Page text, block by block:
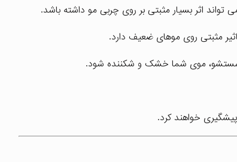
اثر بسیار مثبتی بر روی چربی مو داشته باشد.
مثبتی روی موهای ضعیف دارد.
شستشو، موی شما خشک و شکننده شود.
خواهند کرد.